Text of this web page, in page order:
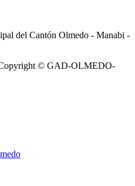
del Cantón Olmedo - Manabi -
Copyright © GAD-OLMEDO-